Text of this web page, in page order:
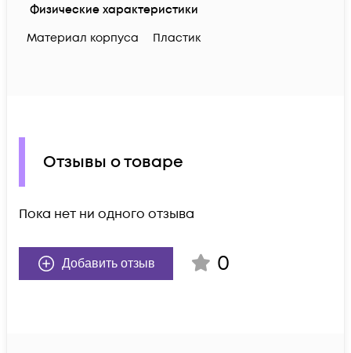
Физические характеристики
Материал корпуса
Пластик
Отзывы о товаре
Пока нет ни одного отзыва
Добавить отзыв 0